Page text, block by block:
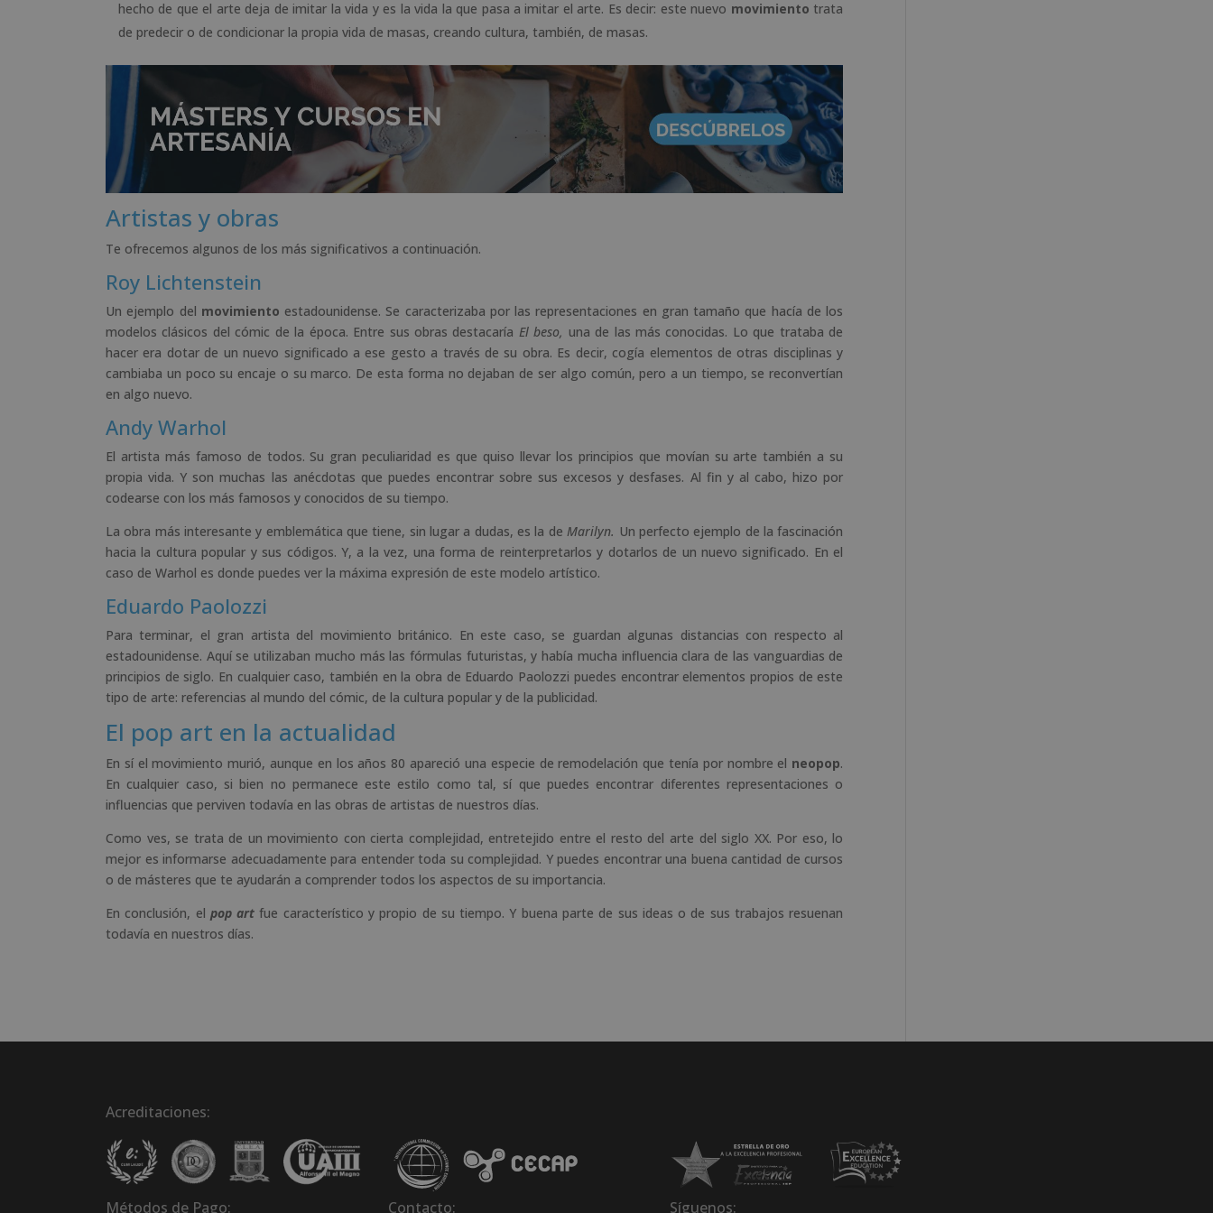
hecho de que el arte deja de imitar la vida y es la vida la que pasa a imitar el arte. Es decir: este nuevo movimiento trata
de predecir o de condicionar la propia vida de masas, creando cultura, también, de masas.
Artistas y obras
Te ofrecemos algunos de los más significativos a continuación.
Roy Lichtenstein
Un ejemplo del movimiento estadounidense. Se caracterizaba por las representaciones en gran tamaño que hacía de los
modelos clásicos del cómic de la época. Entre sus obras destacaría El beso, una de las más conocidas. Lo que trataba de
hacer era dotar de un nuevo significado a ese gesto a través de su obra. Es decir, cogía elementos de otras disciplinas y
cambiaba un poco su encaje o su marco. De esta forma no dejaban de ser algo común, pero a un tiempo, se reconvertían
en algo nuevo.
Andy Warhol
El artista más famoso de todos. Su gran peculiaridad es que quiso llevar los principios que movían su arte también a su
propia vida. Y son muchas las anécdotas que puedes encontrar sobre sus excesos y desfases. Al fin y al cabo, hizo por
codearse con los más famosos y conocidos de su tiempo.
La obra más interesante y emblemática que tiene, sin lugar a dudas, es la deMarilyn. Un perfecto ejemplo de la fascinación
hacia la cultura popular y sus códigos. Y, a la vez, una forma de reinterpretarlos y dotarlos de un nuevo significado. En el
caso de Warhol es donde puedes ver la máxima expresión de este modelo artístico.
Eduardo Paolozzi
Para terminar, el gran artista del movimiento británico. En este caso, se guardan algunas distancias con respecto al
estadounidense. Aquí se utilizaban mucho más las fórmulas futuristas, y había mucha influencia clara de las vanguardias de
principios de siglo. En cualquier caso, también en la obra de Eduardo Paolozzi puedes encontrar elementos propios de este
tipo de arte: referencias al mundo del cómic, de la cultura popular y de la publicidad.
El pop art en la actualidad
En sí el movimiento murió, aunque en los años 80 apareció una especie de remodelación que tenía por nombre el neopop.
En cualquier caso, si bien no permanece este estilo como tal, sí que puedes encontrar diferentes representaciones o
influencias que perviven todavía en las obras de artistas de nuestros días.
Como ves, se trata de un movimiento con cierta complejidad, entretejido entre el resto del arte del siglo XX. Por eso, lo
mejor es informarse adecuadamente para entender toda su complejidad. Y puedes encontrar una buena cantidad de cursos
o de másteres que te ayudarán a comprender todos los aspectos de su importancia.
En conclusión, el pop art fue característico y propio de su tiempo. Y buena parte de sus ideas o de sus trabajos resuenan
todavía en nuestros días.
Acreditaciones:
Métodos de Pago: Contacto: Síguenos: